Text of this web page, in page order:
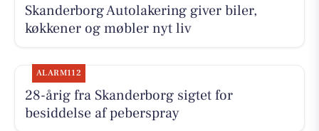
Skanderborg Autolakering giver biler,
køkkener og møbler nyt liv
ALARM112
28-årig fra Skanderborg sigtet for
besiddelse af peberspray